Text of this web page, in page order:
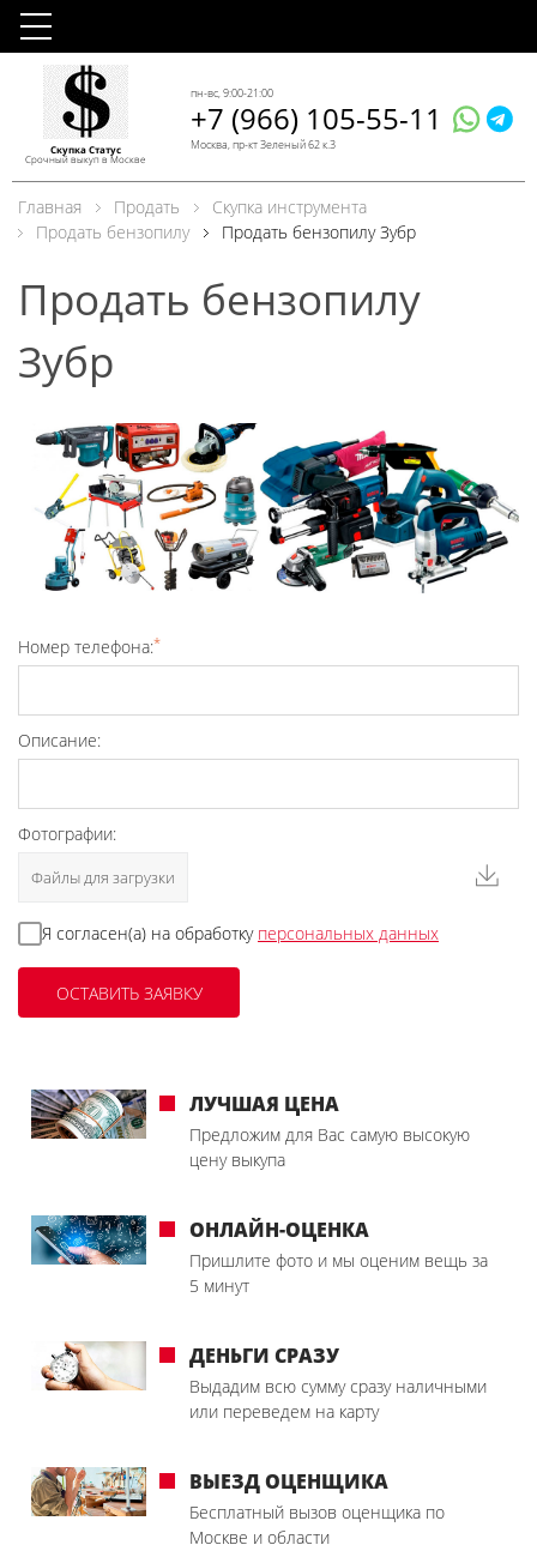
Скупка Статус
Срочный выкуп в Москве
пн-вс, 9:00-21:00
+7 (966) 105-55-11
Москва, пр-кт Зеленый 62 к.3
Главная Продать
Скупка инструмента
Продать бензопилу
Продать бензопилу Зубр
Продать бензопилу
Зубр
Номер телефона:*
Описание:
Фотографии:
Файлы для загрузки
Я согласен(а) на обработку персональных данных
ЛУЧШАЯ ЦЕНА
Предложим для Вас самую высокую
цену выкупа
ОНЛАЙН-ОЦЕНКА
Пришлите фото и мы оценим вещь за
5 минут
ДЕНЬГИ СРАЗУ
Выдадим всю сумму сразу наличными
или переведем на карту
ВЫЕЗД ОЦЕНЩИКА
Бесплатный вызов оценщика по
Москве и области